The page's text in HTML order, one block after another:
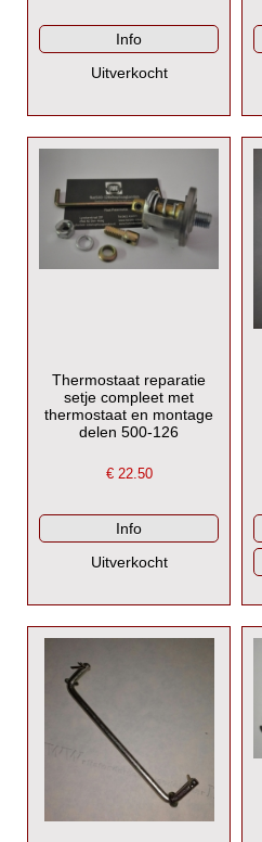
Thermostaat reparatie
setje compleet met
thermostaat en montage
delen 500-126
€ 22.50